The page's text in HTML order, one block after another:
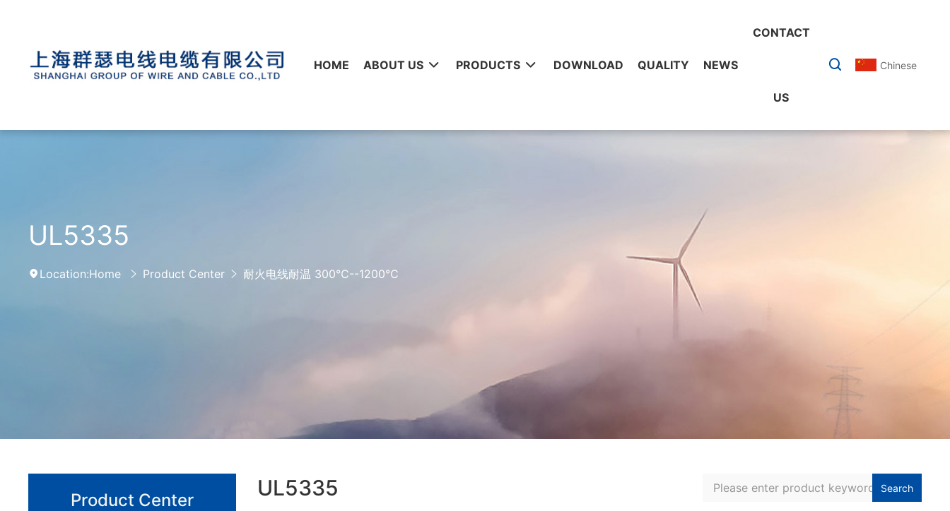
HOME ABOUT US PRODUCTS DOWNLOAD QUALITY NEWS
CONTACT
US
Chinese
UL5335
Location:Home Product Center 耐火电线耐温 300℃--1200℃
Product Center UL5335 Search